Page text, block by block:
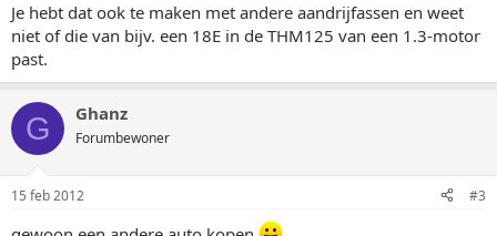
Je hebt dat ook te maken met andere aandrijfassen en weet
niet of die van bijv. een 18E in de THM125 van een 1.3-motor
past.
G Ghanz
Forumbewoner
15 feb 2012 #3